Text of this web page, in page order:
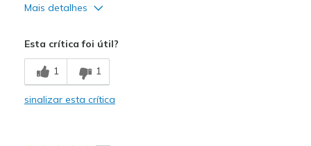
Mais detalhes
Breathe Well
Comfortable
Esta crítica foi útil?
1 1
sinalizar esta crítica